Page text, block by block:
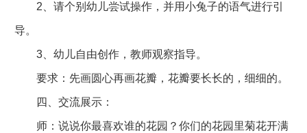
2、请个别幼儿尝试操作，并用小兔子的语气进行引
导。
3、幼儿自由创作，教师观察指导。
要求：先画圆心再画花瓣，花瓣要长长的，细细的。
四、交流展示：
师：说说你最喜欢谁的花园？你们的花园里菊花开满